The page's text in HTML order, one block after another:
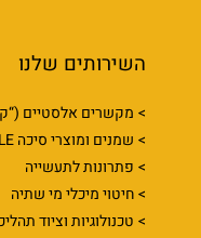
השירותים שלנו
מקשרים אלסטיים
שמנים ומוצרי סיכה ROYAL PURPLE
פתרונות לתעשייה
חיטוי מיכלי מי שתיה
טכנולוגיות וציוד